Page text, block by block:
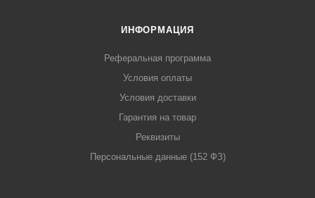
ИНФОРМАЦИЯ
Реферальная программа
Условия оплаты
Условия доставки
Гарантия на товар
Реквизиты
Персональные данные (152 ФЗ)